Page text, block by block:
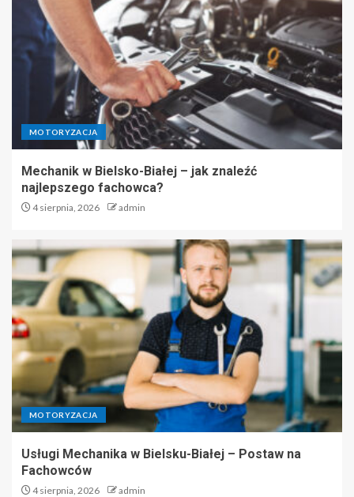
MOTORYZACJA
Mechanik w Bielsko-Białej – jak znaleźć
najlepszego fachowca?
4 sierpnia, 2026 admin
MOTORYZACJA
Usługi Mechanika w Bielsku-Białej – Postaw na
Fachowców
4 sierpnia, 2026 admin